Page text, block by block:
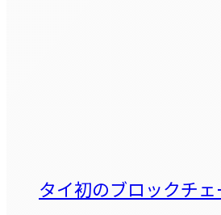
タイ初のブロックチェ